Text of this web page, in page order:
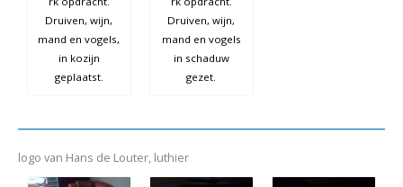
Druiven, wijn,
mand en vogels,
in kozijn
geplaatst.
Druiven, wijn,
mand en vogels
in schaduw
gezet.
logo van Hans de Louter, luthier